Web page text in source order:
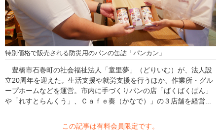
特別価格で販売される防災用のパンの缶詰「パンカン」
豊橋市石巻町の社会福祉法人「童里夢」（どりいむ）が、法人設
立20周年を迎えた。生活支援や就労支援を行うほか、作業所・グル
ープホームなどを運営。市内に手づくりパンの店「ばくばくぱん」
や「れすとらんくう」、Ｃａｆｅ奏（かなで）」の３店舗を経営...
この記事は有料会員限定です。